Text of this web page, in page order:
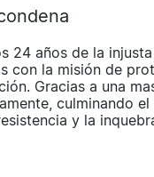
24 años de la
con la misión de
Gracias a una
culminando
y la